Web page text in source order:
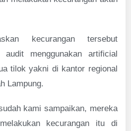
kecurangan tersebut
menggunakan artificial
tilok yakni di kantor regional
Lampung.
kami sampaikan, mereka
kecurangan itu di